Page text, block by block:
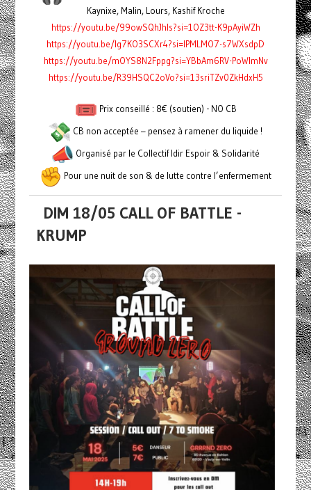
Kaynixe, Malin, Lours, Kashif Kroche
https://youtu.be/99owSQhJhls?si=1OZ3tt-K9pAyiWZh
https://youtu.be/Ig7KO3SCXr4?si=lPMLMO7-s7WXsdpD
https://youtu.be/mOYS8N2Fppg?si=YBbAm6RV-PoWImNv
https://youtu.be/R39HSQC2oVo?si=13sriTZv0ZkHdxH5
Prix conseillé : 8€ (soutien) - NO CB
CB non acceptée – pensez à ramener du liquide !
Organisé par le Collectif Idir Espoir & Solidarité
Pour une nuit de son & de lutte contre l’enfermement
DIM 18/05 CALL OF BATTLE -
KRUMP